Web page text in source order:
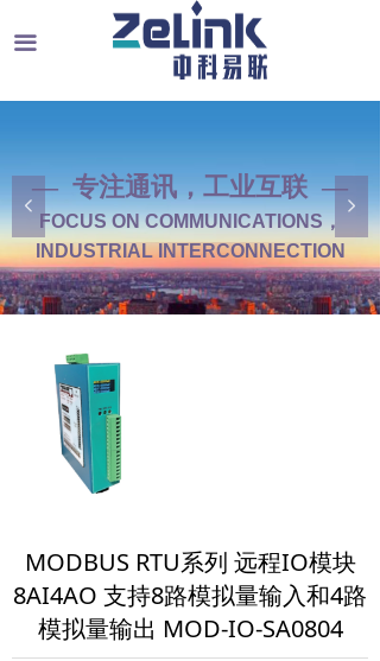
끀
— 专注通讯，工业互联 —
FOCUS ON COMMUNICATIONS，
INDUSTRIAL INTERCONNECTION
넳 넲
MODBUS RTU系列 远程IO模块
8AI4AO 支持8路模拟量输入和4路
模拟量输出 MOD-IO-SA0804